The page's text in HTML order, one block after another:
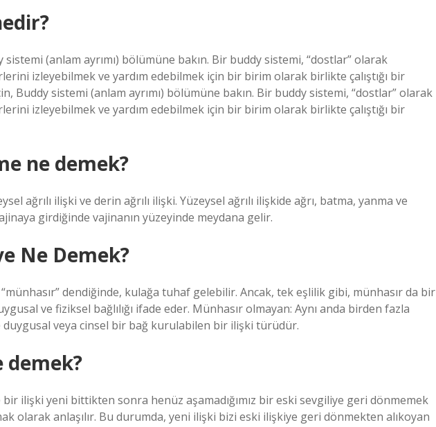
(anlam ayrımı) bölümüne bakın. Bir buddy sistemi, “dostlar” olarak
izleyebilmek ve yardım edebilmek için bir birim olarak birlikte çalıştığı bir
Buddy sistemi (anlam ayrımı) bölümüne bakın. Bir buddy sistemi, “dostlar” olarak
izleyebilmek ve yardım edebilmek için bir birim olarak birlikte çalıştığı bir
ne demek?
ağrılı ilişki ve derin ağrılı ilişki. Yüzeysel ağrılı ilişkide ağrı, batma, yanma ve
girdiğinde vajinanın yüzeyinde meydana gelir.
Ne Demek?
dendiğinde, kulağa tuhaf gelebilir. Ancak, tek eşlilik gibi, münhasır da bir
ve fiziksel bağlılığı ifade eder. Münhasır olmayan: Aynı anda birden fazla
veya cinsel bir bağ kurulabilen bir ilişki türüdür.
demek?
ilişki yeni bittikten sonra henüz aşamadığımız bir eski sevgiliye geri dönmemek
olarak anlaşılır. Bu durumda, yeni ilişki bizi eski ilişkiye geri dönmekten alıkoyan